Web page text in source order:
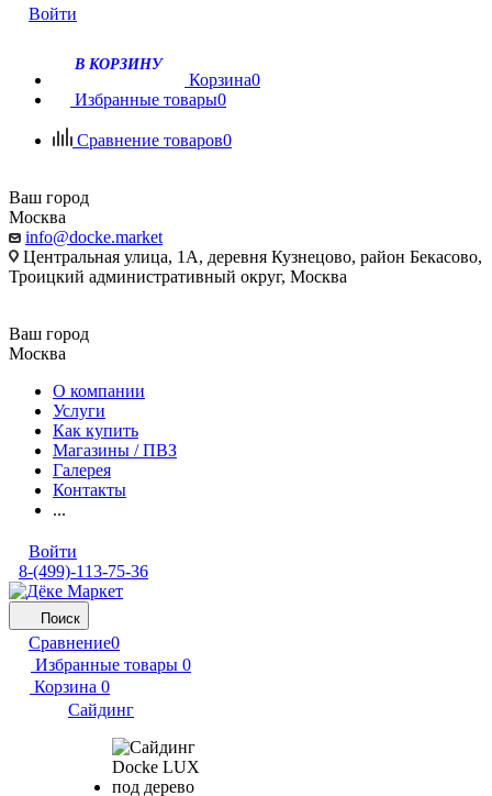
Войти
В КОРЗИНУ
Корзина0
Избранные товары0
Сравнение товаров0
Ваш город
Москва
info@docke.market
Центральная улица, 1А, деревня Кузнецово, район Бекасово,
Троицкий административный округ, Москва
Ваш город
Москва
О компании
Услуги
Как купить
Магазины / ПВЗ
Галерея
Контакты
...
Войти
8-(499)-113-75-36
Поиск
Сравнение0
Избранные товары 0
Корзина 0
Сайдинг